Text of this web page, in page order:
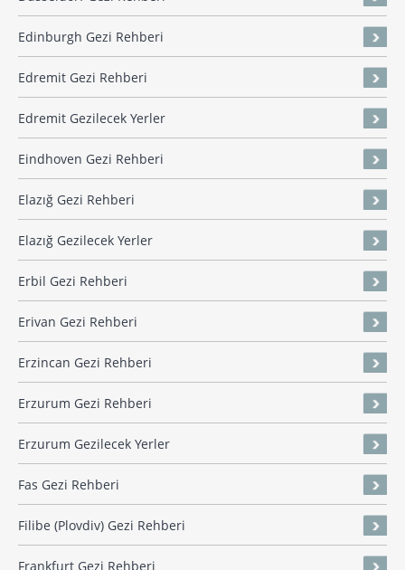
Edinburgh Gezi Rehberi
Edremit Gezi Rehberi
Edremit Gezilecek Yerler
Eindhoven Gezi Rehberi
Elazığ Gezi Rehberi
Elazığ Gezilecek Yerler
Erbil Gezi Rehberi
Erivan Gezi Rehberi
Erzincan Gezi Rehberi
Erzurum Gezi Rehberi
Erzurum Gezilecek Yerler
Fas Gezi Rehberi
Filibe (Plovdiv) Gezi Rehberi
Frankfurt Gezi Rehberi